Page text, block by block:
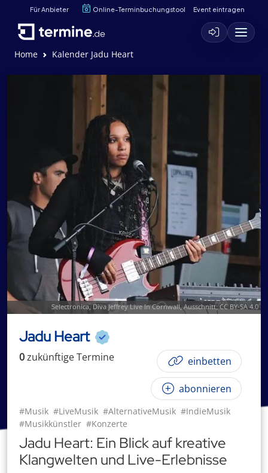
Für Anbieter Online-Terminbuchungstool Event eintragen
Home Kalender Jadu Heart
Selectronica,Diva Jeffrey Live In Cornwall, Ausschnitt,CC BY-SA 4.0
Jadu Heart
0zukünftigeTermine einbetten
abonnieren
#Musik #LiveMusik #AlternativeMusik #IndieMusik
#Musikkünstler #Konzerte
Jadu Heart: Ein Blick auf kreative
Klangwelten und Live-Erlebnisse